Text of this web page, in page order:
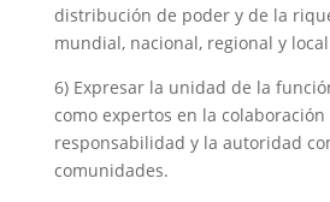
distribución de poder y de la
mundial, nacional, regional y
6) Expresar la unidad de la
como expertos en la
responsabilidad y la autoridad
comunidades.